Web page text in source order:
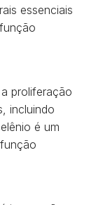
essenciais
proliferação
incluindo
é um